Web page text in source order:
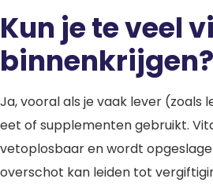
Kun je te veel
binnenkrijgen?
Ja, vooral als je vaak lever (zoals
eet of supplementen gebruikt.
vetoplosbaar en wordt
overschot kan leiden tot